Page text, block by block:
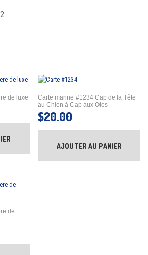
de luxe
était : $92.44.
prix actuel est : $87.80.
Carte marine #1234 Cap de la Tête
au Chien à Cap aux Oies
$20.00
AJOUTER AU PANIER
de
était : $68.74.